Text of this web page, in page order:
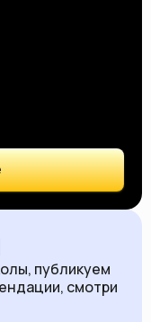
публикуем
смотри